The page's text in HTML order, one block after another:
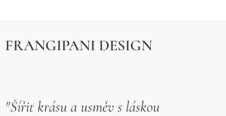
FRANGIPANI DESIGN
"Šířit krásu a usměv s láskou